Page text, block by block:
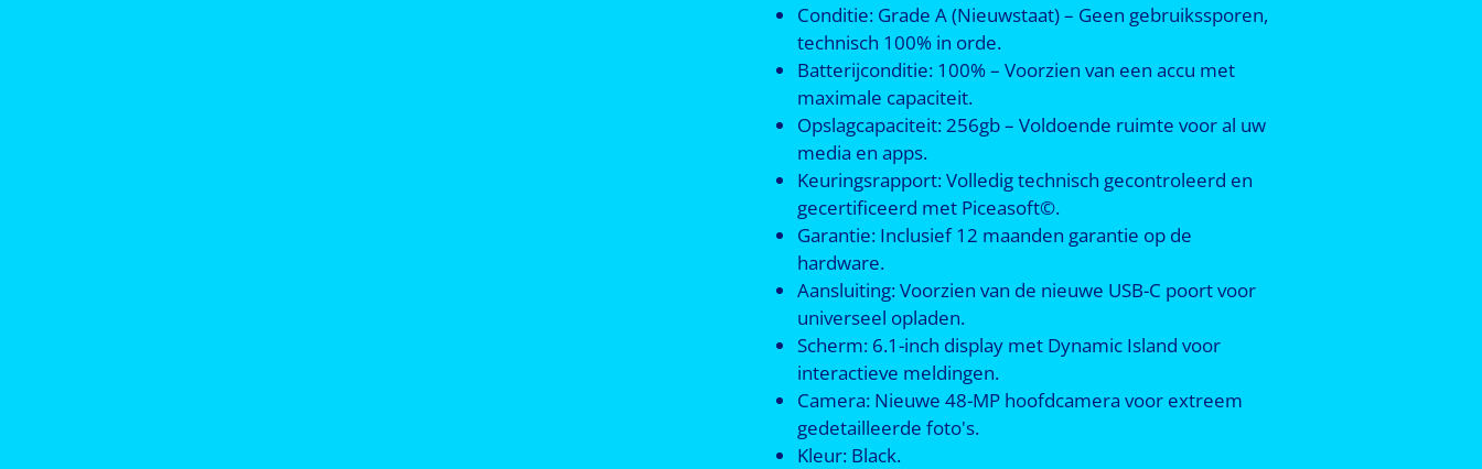
Conditie: Grade A (Nieuwstaat) – Geen gebruikssporen,
technisch 100% in orde.
Batterijconditie: 100% – Voorzien van een accu met
maximale capaciteit.
Opslagcapaciteit: 256gb – Voldoende ruimte voor al uw
media en apps.
Keuringsrapport: Volledig technisch gecontroleerd en
gecertificeerd met Piceasoft©.
Garantie: Inclusief 12 maanden garantie op de
hardware.
Aansluiting: Voorzien van de nieuwe USB-C poort voor
universeel opladen.
Scherm: 6.1-inch display met Dynamic Island voor
interactieve meldingen.
Camera: Nieuwe 48-MP hoofdcamera voor extreem
gedetailleerde foto's.
Kleur: Black.